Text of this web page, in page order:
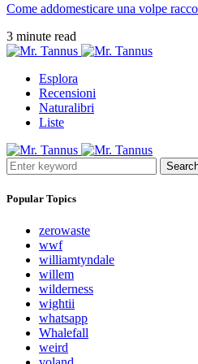
Come addomesticare una volpe
3 minute read
Esplora
Recensioni
Naturalibri
Liste
Popular Topics
zerowaste
wwf
williamtyndale
willem
wilderness
wightii
whatsapp
Whalefall
weird